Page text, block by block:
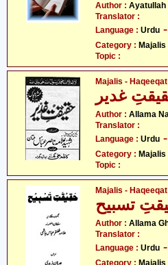
Author : Ayatullah
Translator :
Language : Urdu
Category : Majalis
Topic :
Majalis -
غدیر
Author : Allama
Translator :
Language : Urdu
Category : Majalis
Topic :
Majalis -
تسبیح
Author : Allama
Translator :
Language : Urdu
Category : Majalis